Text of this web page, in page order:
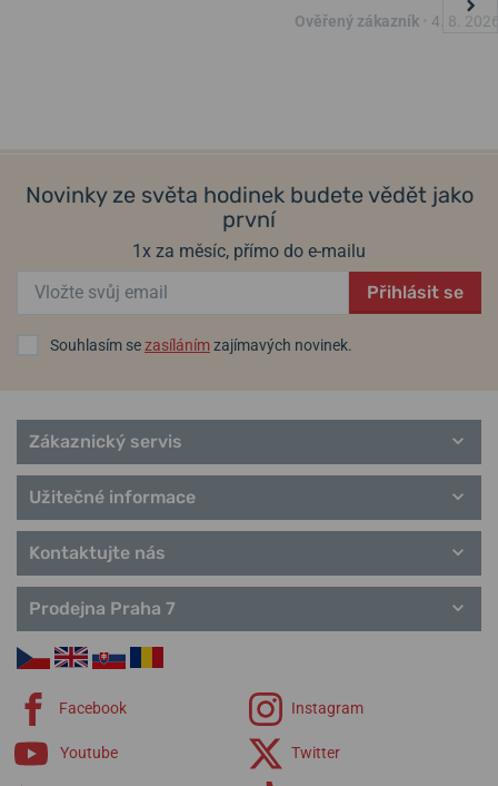
Ověřený zákazník 4. 8.
Novinky ze světa hodinek budete vědět jako
první
1x za měsíc, přímo do e-mailu
Přihlásit se
Souhlasím sezasílánímzajímavých novinek.
Zákaznický servis
Užitečné informace
Kontaktujte nás
Prodejna Praha 7
Facebook Instagram
Youtube Twitter